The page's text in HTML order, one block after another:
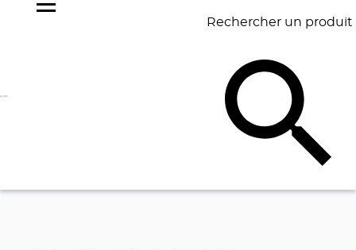
Rechercher un produit
BAGAGERIE BUREAU